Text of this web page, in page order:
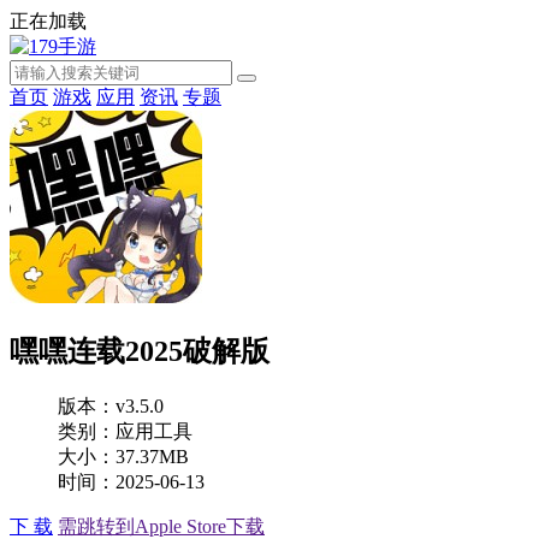
正在加载
首页 游戏 应用 资讯 专题
嘿嘿连载2025破解版
版本：v3.5.0
类别：应用工具
大小：37.37MB
时间：2025-06-13
下 载 需跳转到Apple Store下载